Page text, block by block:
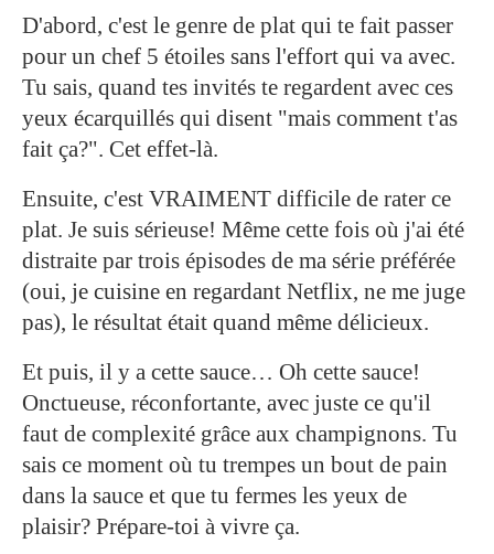
D'abord, c'est le genre de plat qui te fait passer
pour un chef 5 étoiles sans l'effort qui va avec.
Tu sais, quand tes invités te regardent avec ces
yeux écarquillés qui disent "mais comment t'as
fait ça?". Cet effet-là.
Ensuite, c'est VRAIMENT difficile de rater ce
plat. Je suis sérieuse! Même cette fois où j'ai été
distraite par trois épisodes de ma série préférée
(oui, je cuisine en regardant Netflix, ne me juge
pas), le résultat était quand même délicieux.
Et puis, il y a cette sauce… Oh cette sauce!
Onctueuse, réconfortante, avec juste ce qu'il
faut de complexité grâce aux champignons. Tu
sais ce moment où tu trempes un bout de pain
dans la sauce et que tu fermes les yeux de
plaisir? Prépare-toi à vivre ça.